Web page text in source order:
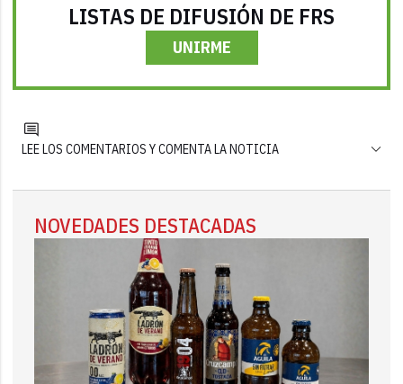
LISTAS DE DIFUSIÓN DE FRS
UNIRME
LEE LOS COMENTARIOS Y COMENTA LA NOTICIA
NOVEDADES DESTACADAS